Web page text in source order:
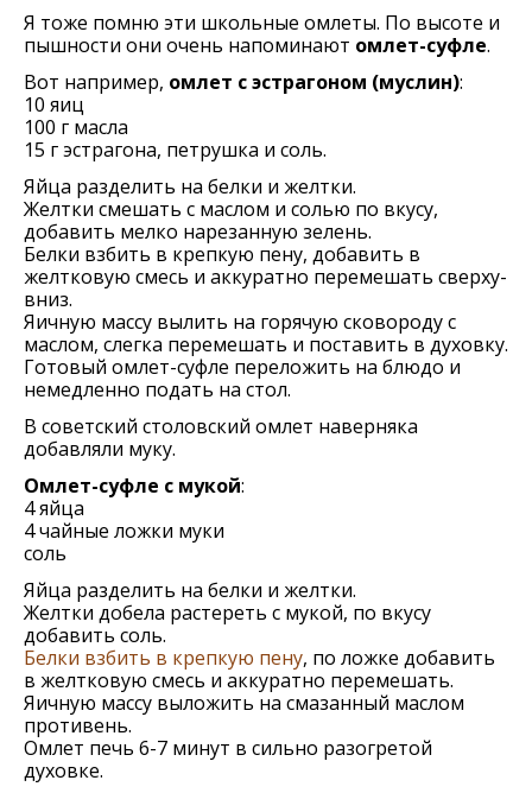
Я тоже помню эти школьные омлеты. По высоте и
пышности они очень напоминают омлет-суфле.
Вот например, омлет с эстрагоном (муслин):
10 яиц
100 г масла
15 г эстрагона, петрушка и соль.
Яйца разделить на белки и желтки.
Желтки смешать с маслом и солью по вкусу,
добавить мелко нарезанную зелень.
Белки взбить в крепкую пену, добавить в
желтковую смесь и аккуратно перемешать сверху-
вниз.
Яичную массу вылить на горячую сковороду с
маслом, слегка перемешать и поставить в духовку.
Готовый омлет-суфле переложить на блюдо и
немедленно подать на стол.
В советский столовский омлет наверняка
добавляли муку.
Омлет-суфле с мукой:
4 яйца
4 чайные ложки муки
соль
Яйца разделить на белки и желтки.
Желтки добела растереть с мукой, по вкусу
добавить соль.
Белки взбить в крепкую пену, по ложке добавить
в желтковую смесь и аккуратно перемешать.
Яичную массу выложить на смазанный маслом
противень.
Омлет печь 6-7 минут в сильно разогретой
духовке.